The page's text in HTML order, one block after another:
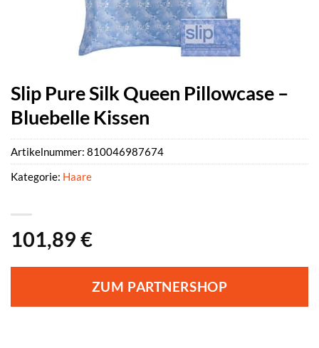
Slip Pure Silk Queen Pillowcase –
Bluebelle Kissen
101,89 €
ZUM PARTNERSHOP
Artikelnummer: 810046987674
Kategorie: Haare